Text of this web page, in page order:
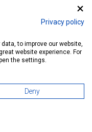
Privacy policy
to improve our website,
website experience. For
the settings.
Deny